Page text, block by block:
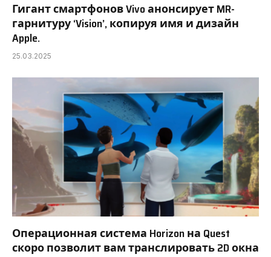
Гигант смартфонов Vivo анонсирует MR-
гарнитуру ‘Vision’, копируя имя и дизайн
Apple.
25.03.2025
Операционная система Horizon на Quest
скоро позволит вам транслировать 2D окна